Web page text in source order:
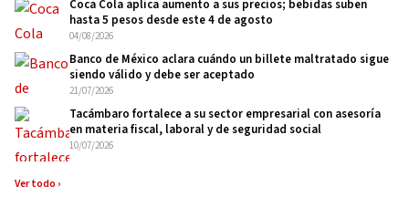
Coca Cola aplica aumento a sus precios; bebidas suben
hasta 5 pesos desde este 4 de agosto
04/08/2026
Banco de México aclara cuándo un billete maltratado sigue
siendo válido y debe ser aceptado
21/07/2026
Tacámbaro fortalece a su sector empresarial con asesoría
en materia fiscal, laboral y de seguridad social
10/07/2026
Ver todo ›